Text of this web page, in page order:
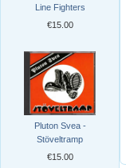
Line Fighters
€15.00
Pluton Svea -
Stöveltramp
€15.00